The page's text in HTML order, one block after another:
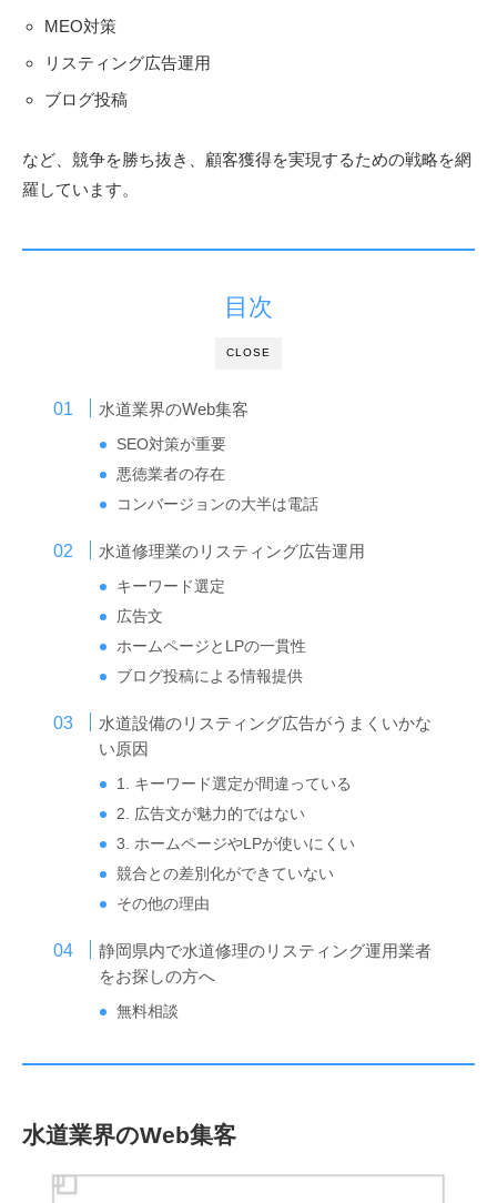
MEO対策
リスティング広告運用
ブログ投稿
など、競争を勝ち抜き、顧客獲得を実現するための戦略を網
羅しています。
CLOSE
目次
水道業界のWeb集客
SEO対策が重要
悪徳業者の存在
コンバージョンの大半は電話
水道修理業のリスティング広告運用
キーワード選定
広告文
ホームページとLPの一貫性
ブログ投稿による情報提供
水道設備のリスティング広告がうまくいかな
い原因
1. キーワード選定が間違っている
2. 広告文が魅力的ではない
3. ホームページやLPが使いにくい
競合との差別化ができていない
その他の理由
静岡県内で水道修理のリスティング運用業者
をお探しの方へ
無料相談
水道業界のWeb集客